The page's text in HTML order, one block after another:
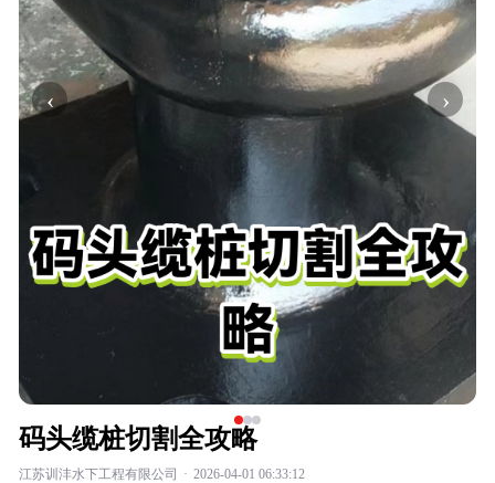
‹ ›
码头缆桩切割全攻略
江苏训沣水下工程有限公司 · 2026-04-01 06:33:12